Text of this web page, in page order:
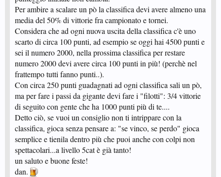
Per ambire a scalare un pò la classifica devi avere almeno una
media del 50% di vittorie fra campionato e tornei.
Considera che ad ogni nuova uscita della classifica c'è uno
scarto di circa 100 punti, ad esempio se oggi hai 4500 punti e
sei il numero 2000, nella prossima classifica per restare
numero 2000 devi avere circa 100 punti in più! (perchè nel
frattempo tutti fanno punti..).
Con circa 250 punti guadagnati ad ogni classifica sali un pò,
ma per fare i passi da gigante devi fare i "filotti": 3/4 vittorie
di seguito con gente che ha 1000 punti più di te....
Detto ciò, se vuoi un consiglio non ti intrippare con la
classifica, gioca senza pensare a: "se vinco, se perdo" gioca
semplice e tienila dentro più che puoi anche con colpi non
spettacolari...a livello 5cat è già tanto!
un saluto e buone feste!
dan.